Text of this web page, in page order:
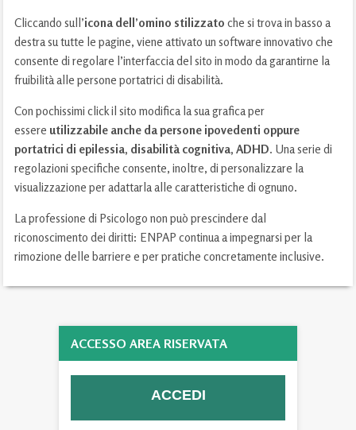
Cliccando sull’icona dell’omino stilizzato che si trova in basso a
destra su tutte le pagine, viene attivato un software innovativo che
consente di regolare l’interfaccia del sito in modo da garantirne la
fruibilità alle persone portatrici di disabilità.
Con pochissimi click il sito modifica la sua grafica per
essere utilizzabile anche da persone ipovedenti oppure
portatrici di epilessia, disabilità cognitiva, ADHD. Una serie di
regolazioni specifiche consente, inoltre, di personalizzare la
visualizzazione per adattarla alle caratteristiche di ognuno.
La professione di Psicologo non può prescindere dal
riconoscimento dei diritti: ENPAP continua a impegnarsi per la
rimozione delle barriere e per pratiche concretamente inclusive.
ACCESSO AREA RISERVATA